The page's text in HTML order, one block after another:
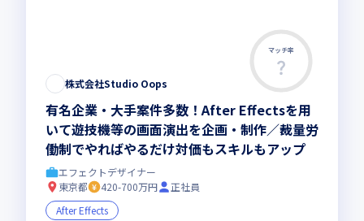
マッチ率
株式会社Studio Oops
有名企業・大手案件多数！After Effectsを用
いて遊技機等の画面演出を企画・制作／裁量労
働制でやればやるだけ対価もスキルもアップ
エフェクトデザイナー
東京都
420-700万円
正社員
After Effects